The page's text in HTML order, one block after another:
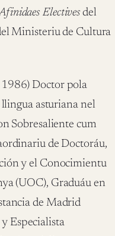
Electivesdel
Ministeriu de Cultura
Doctor pola
llingua asturiana nel
Sobresaliente cum
de Doctoráu,
y el Conocimientu
(UOC), Graduáu en
de Madrid
Especialista